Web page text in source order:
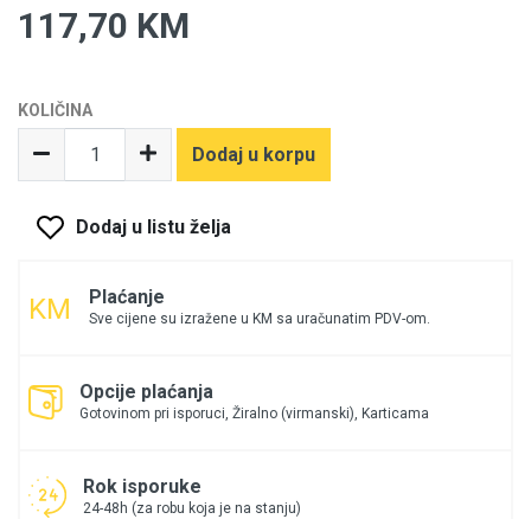
117,70 KM
KOLIČINA
Dodaj u korpu
Dodaj u listu želja
Plaćanje
Sve cijene su izražene u KM sa uračunatim PDV-om.
Opcije plaćanja
Gotovinom pri isporuci, Žiralno (virmanski), Karticama
Rok isporuke
24-48h (za robu koja je na stanju)